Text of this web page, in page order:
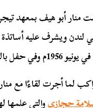
لندن ويشرف عليه
سلمه لها القنصل الانجليزي.
لما أجرت لقاءًا مع
حجازيوالتي علمها